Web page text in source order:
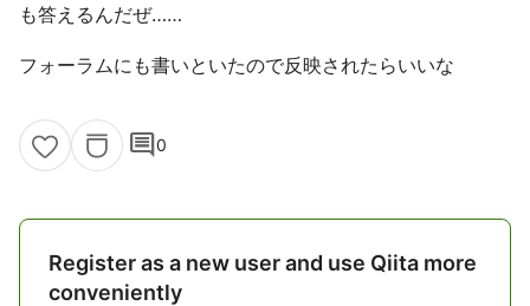
も答えるんだぜ……
フォーラムにも書いといたので反映されたらいいな
comment0
Register as a new user and use Qiita more
conveniently